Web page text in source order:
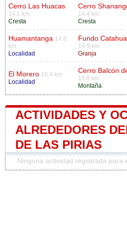
Cerro Las Huacas
14.1 km
Cresta
Cerro
14.4 km
Cresta
Huamantanga 14.6
km
Localidad
Fundo
14.9 km
Granja
El Morero 15.4 km
Localidad
Cerro Balcón
15.8 km
Montaña
ACTIVIDADES Y
ALREDEDORES
DE LAS PIRIAS
Ninguna actividad registrada para